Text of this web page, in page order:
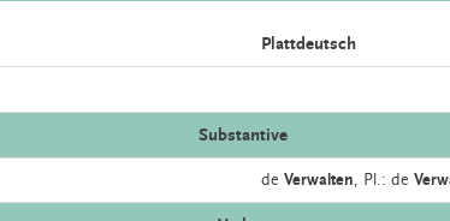
Plattdeutsch
Substantive
de Verwalten, Pl.: de